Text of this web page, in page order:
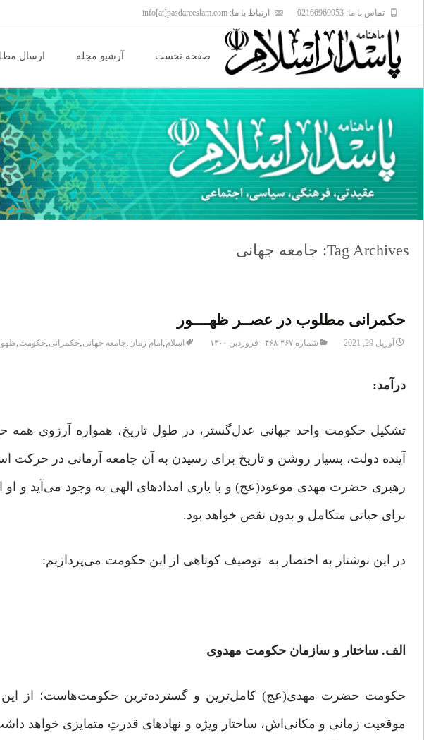
تماس با ما: 02166969953 ارتباط با ما: info[at]pasdareeslam.com
content
صفحه نخست آرشیو مجله ارسال
Tag Archives: جامعه جهانی
حکمرانی مطلوب در عصــر ظهــــور
آوریل 29, 2021 شماره ۴۶۷-۴۶۸– فروردین ۱۴۰۰ اسلام, امام زمان,جامعه جهانی,حکمرانی,حکومت,ظهور
درآمد:
تشکیل حکومت واحد جهانی عدل‌گستر، در طول تاریخ، همواره آرزوی همه
آینده دولت، بسیار روشن و تاریخ برای رسیدن به آن جامعه آرمانی در
رهبری حضرت مهدی موعود(عج) و با یاری امدادهای الهی به وجود می‌آید و او
برای حیاتی متکامل و بدون نقص خواهد بود.
در این نوشتار به اختصار به توصیف کوتاهی از این حکومت می‌پردازیم:
الف. ساختار و سازمان حکومت مهدوی
حکومت حضرت مهدی(عج) کامل‌ترین و گسترده‌ترین حکومت‌هاست؛ از این
موقعیت زمانی و مکانی‌اش، ساختار ویژه‌ و نهادهای قدرتِ متمایزی خواهد داشت